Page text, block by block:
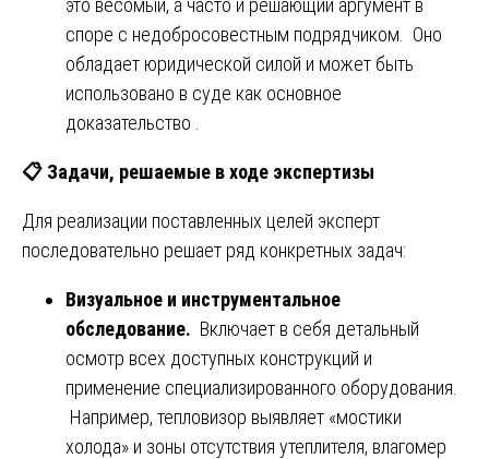
это весомый, а часто и решающий аргумент в
споре с недобросовестным подрядчиком. Оно
обладает юридической силой и может быть
использовано в суде как основное
доказательство .
📋 Задачи, решаемые в ходе экспертизы
Для реализации поставленных целей эксперт
последовательно решает ряд конкретных задач:
Визуальное и инструментальное
обследование. Включает в себя детальный
осмотр всех доступных конструкций и
применение специализированного оборудования.
Например, тепловизор выявляет «мостики
холода» и зоны отсутствия утеплителя, влагомер